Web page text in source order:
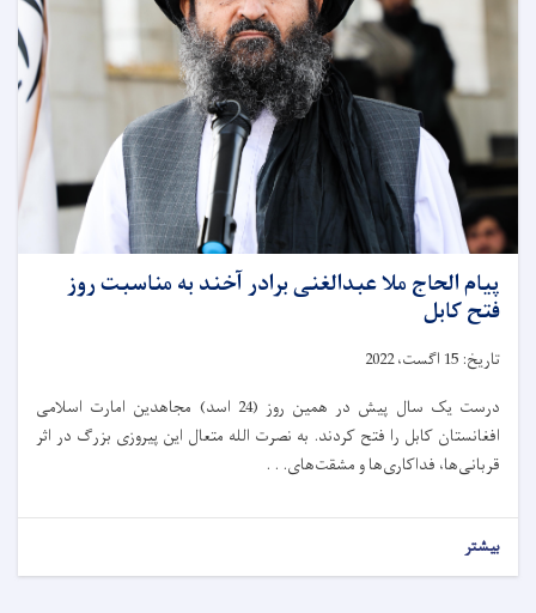
پیام الحاج ملا عبدالغنی برادر آخند به مناسبت روز
فتح کابل
تاریخ: 15 اگست،2022
درست یک سال پیش در همین روز (24 اسد) مجاهدین امارت اسلامی
افغانستان کابل را فتح کردند. به نصرت الله متعال این پیروزی بزرگ در اثر
قربانی‌ها، فداکاری‌ها و مشقت‌های. . .
بیشتر